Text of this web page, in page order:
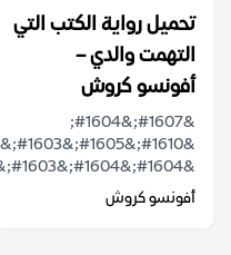
تحميل رواية الكتب التي
التهمت والدي –
أفونسو كروش
&#1607;&#1604;
&#1604;&#1604;&#1603;&#1604;&#1605;&...
أفونسو كروش